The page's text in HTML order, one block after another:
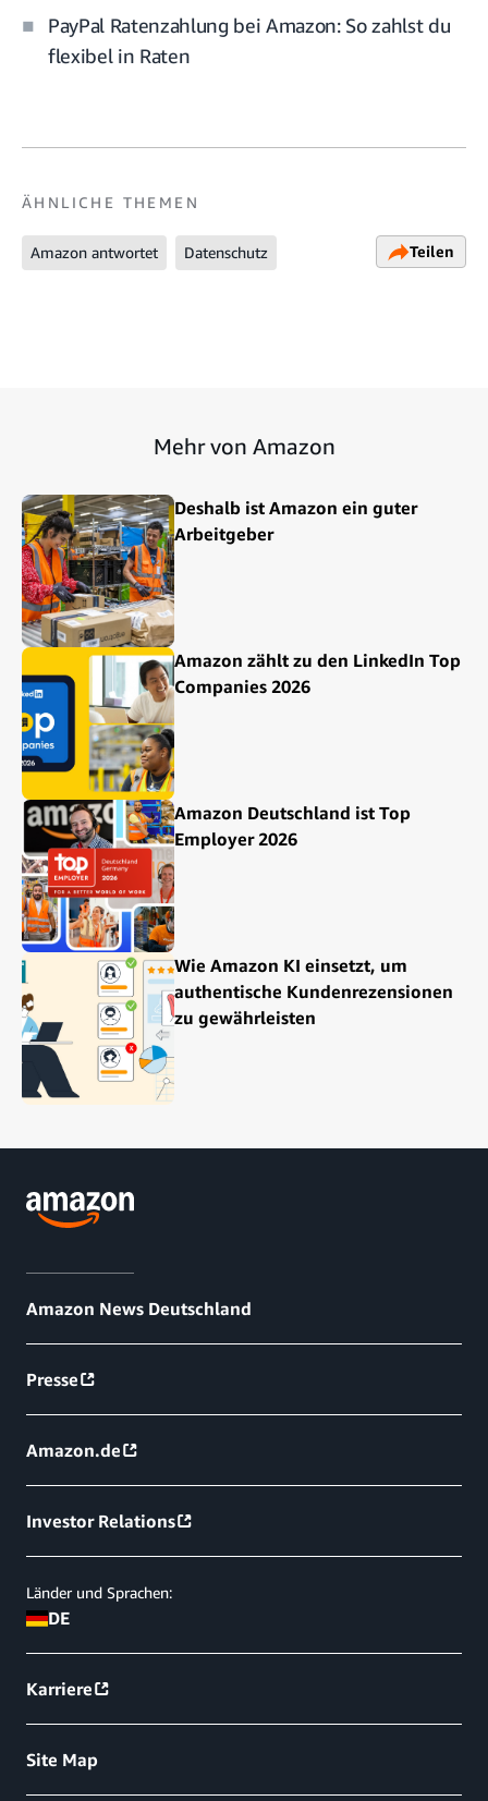
PayPal Ratenzahlung bei Amazon: So zahlst du
flexibel in Raten
ÄHNLICHE THEMEN
Amazon antwortet Datenschutz Teilen
Mehr von Amazon
Deshalb ist Amazon ein guter
Arbeitgeber
Amazon zählt zu den LinkedIn Top
Companies 2026
Amazon Deutschland ist Top
Employer 2026
Wie Amazon KI einsetzt, um
authentische Kundenrezensionen
zu gewährleisten
Amazon News Deutschland
Presse
Amazon.de
Investor Relations
Länder und Sprachen:
DE
Karriere
Site Map